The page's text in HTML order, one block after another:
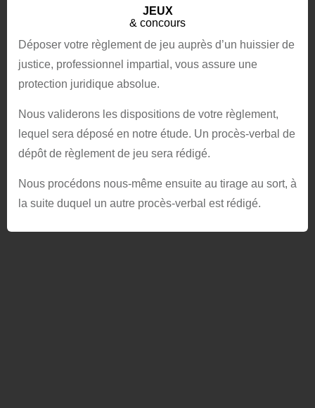
JEUX
& concours
Déposer votre règlement de jeu auprès d’un huissier de
justice, professionnel impartial, vous assure une
protection juridique absolue.
Nous validerons les dispositions de votre règlement,
lequel sera déposé en notre étude. Un procès-verbal de
dépôt de règlement de jeu sera rédigé.
Nous procédons nous-même ensuite au tirage au sort, à
la suite duquel un autre procès-verbal est rédigé.